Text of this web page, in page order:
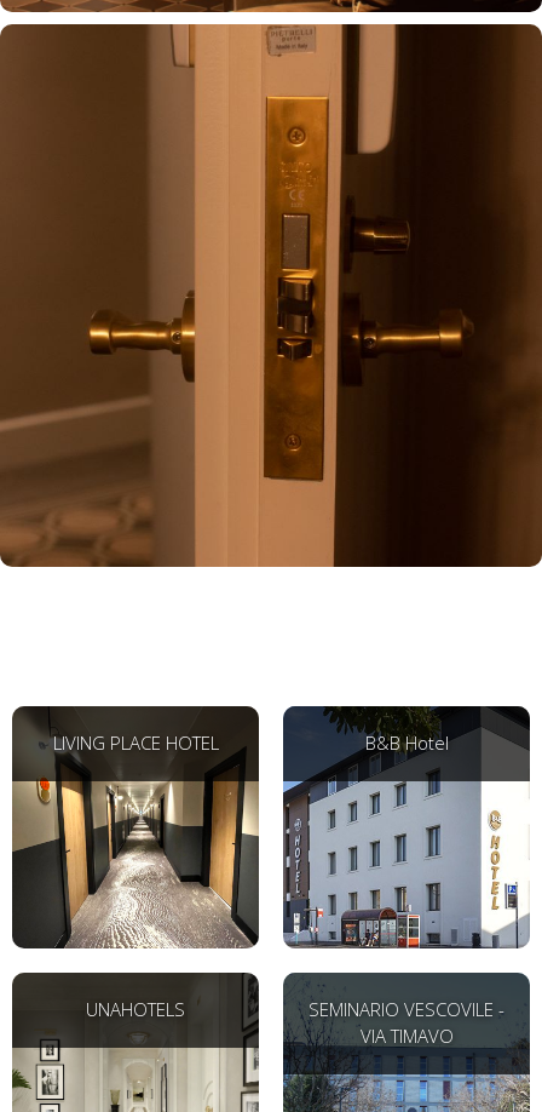
LIVING PLACE HOTEL B&B Hotel
UNAHOTELS
SEMINARIO VESCOVILE -
VIA TIMAVO